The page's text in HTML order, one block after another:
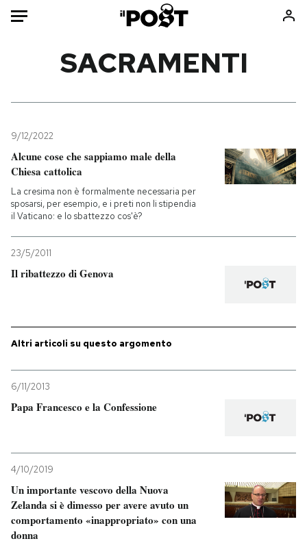
Mondo
Politica
Tecnologia
Internet
Scienza
Economia
Sport
Consumismi
Ok Boomer!
SHOP
CALENDARIO
SACRAMENTI
9/12/2022
Alcune cose che sappiamo male della
Chiesa cattolica
La cresima non è formalmente necessaria per
sposarsi, per esempio, e i preti non li stipendia
il Vaticano: e lo sbattezzo cos'è?
23/5/2011
Il ribattezzo di Genova
Altri articoli su questo argomento
6/11/2013
Papa Francesco e la Confessione
4/10/2019
Un importante vescovo della Nuova
Zelanda si è dimesso per avere avuto un
comportamento «inappropriato» con una
donna